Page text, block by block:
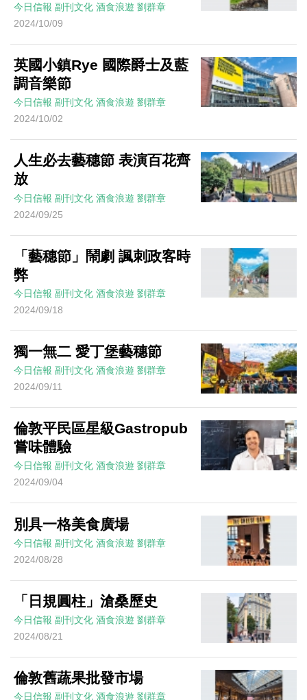
今日信報 副刊文化 酒食浪遊 劉群章
2024/10/09
英國小鎮Rye 國際爵士及藍
調音樂節
今日信報 副刊文化 酒食浪遊 劉群章
2024/10/02
人生必去藝穗節 表演百花齊
放
今日信報 副刊文化 酒食浪遊 劉群章
2024/09/25
「藝穗節」鬧劇 諷刺政客時
弊
今日信報 副刊文化 酒食浪遊 劉群章
2024/09/18
獨一無二 愛丁堡藝穗節
今日信報 副刊文化 酒食浪遊 劉群章
2024/09/11
倫敦平民區星級Gastropub
嘗味體驗
今日信報 副刊文化 酒食浪遊 劉群章
2024/09/04
別具一格美食廣場
今日信報 副刊文化 酒食浪遊 劉群章
2024/08/28
「日規圓柱」滄桑歷史
今日信報 副刊文化 酒食浪遊 劉群章
2024/08/21
倫敦舊蔬果批發市場
今日信報 副刊文化 酒食浪遊 劉群章